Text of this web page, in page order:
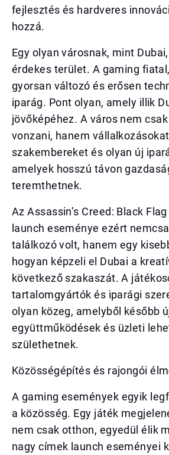
fejlesztés és hardveres
hozzá.
Egy olyan városnak, mint
érdekes terület. A gaming
gyorsan változó és erősen
iparág. Pont olyan, amely illik
jövőképéhez. A város nem
vonzani, hanem
szakembereket és olyan új
amelyek hosszú távon
teremthetnek.
Az Assassin’s Creed: Black
launch eseménye ezért
találkozó volt, hanem egy
hogyan képzeli el Dubai a
következő szakaszát. A
tartalomgyártók és iparági
olyan közeg, amelyből később
együttműködések és üzleti
születhetnek.
Közösségépítés és rajongói
A gaming események egyik
a közösség. Egy játék
nem csak otthon, egyedül élik
nagy címek launch eseményei